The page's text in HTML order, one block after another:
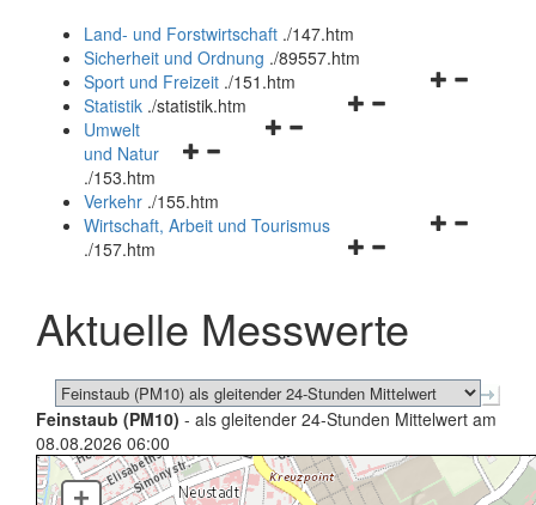
und
schließen
Land- und Forstwirtschaft ./147.htm
Sicherheit und Ordnung ./89557.htm
Navigationsmenü
Sport und Freizeit ./151.htm
Navigationsmenü
Statistik ./statistik.htm
Navigationsmenü
und
schließen
Umwelt
und Natur
./153.htm
Verkehr ./155.htm
Navigationsmenü
schließen
Wirtschaft, Arbeit und Tourismus
./157.htm
Aktuelle Messwerte
Feinstaub (PM10) - als gleitender 24-Stunden Mittelwert am
08.08.2026 06:00
+